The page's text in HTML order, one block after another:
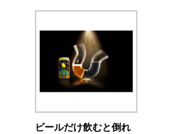
ビールだけ飲むと倒れ